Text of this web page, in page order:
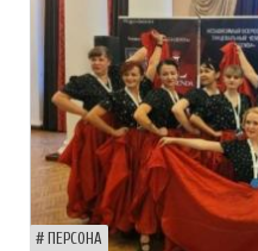
ПЕРСОНА